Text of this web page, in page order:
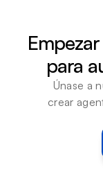
para
Únase a
crear